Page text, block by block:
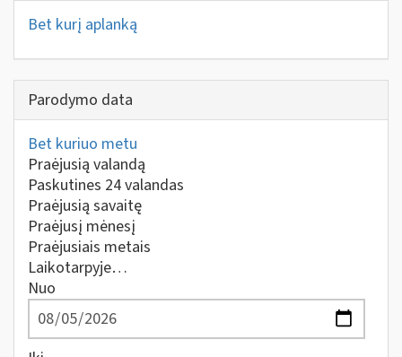
Bet kurį aplanką
Parodymo data
Bet kuriuo metu
Praėjusią valandą
Paskutines 24 valandas
Praėjusią savaitę
Praėjusį mėnesį
Praėjusiais metais
Laikotarpyje…
Nuo